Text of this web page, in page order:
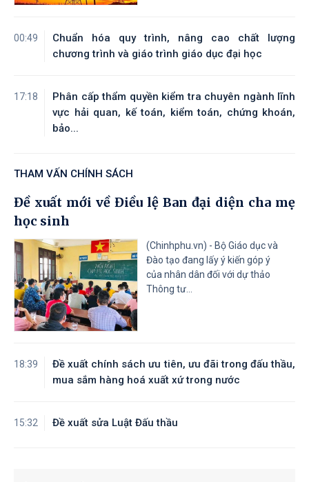
216/NQ-CP
06/08/2026
Nghị quyết phiên họp Chính phủ
thường kỳ tháng 7 năm 2026
00:49
Chuẩn hóa quy trình, nâng cao chất lượng
chương trình và giáo trình giáo dục đại học
17:18
Phân cấp thẩm quyền kiểm tra chuyên ngành lĩnh
vực hải quan, kế toán, kiểm toán, chứng khoán,
bảo...
THAM VẤN CHÍNH SÁCH
Đề xuất mới về Điều lệ Ban đại diện cha mẹ
học sinh
(Chinhphu.vn) - Bộ Giáo dục và
Đào tạo đang lấy ý kiến góp ý
của nhân dân đối với dự thảo
Thông tư...
18:39
Đề xuất chính sách ưu tiên, ưu đãi trong đấu thầu,
mua sắm hàng hoá xuất xứ trong nước
15:32 Đề xuất sửa Luật Đấu thầu